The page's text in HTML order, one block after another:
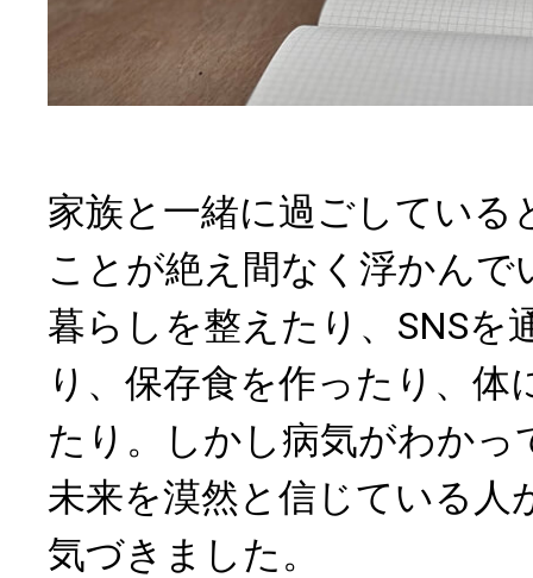
家族と一緒に過ごしている
ことが絶え間なく浮かんで
暮らしを整えたり、SNSを
り、保存食を作ったり、体
たり。しかし病気がわかっ
未来を漠然と信じている人
気づきました。